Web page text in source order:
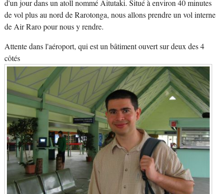
d'un jour dans un atoll nommé Aitutaki. Situé à environ 40 minutes
de vol plus au nord de Rarotonga, nous allons prendre un vol interne
de Air Raro pour nous y rendre.
Attente dans l'aéroport, qui est un bâtiment ouvert sur deux des 4
côtés